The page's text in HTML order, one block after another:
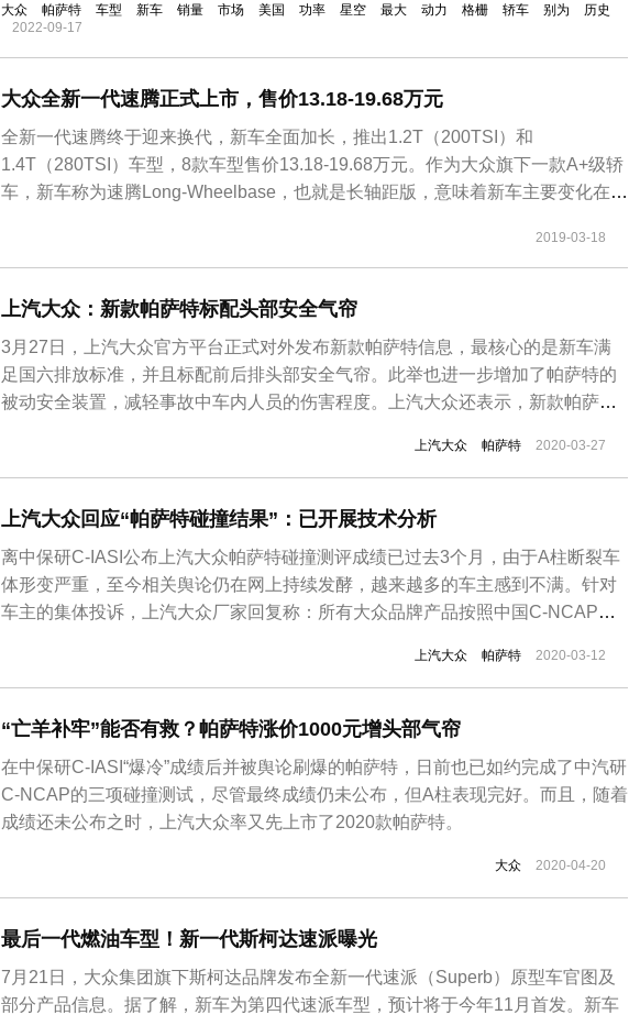
大众 帕萨特 车型 新车 销量 市场 美国 功率 星空 最大 动力 格栅 轿车 别为
历史
2022-09-17
大众全新一代速腾正式上市，售价13.18-19.68万元
全新一代速腾终于迎来换代，新车全面加长，推出1.2T（200TSI）和
1.4T（280TSI）车型，8款车型售价13.18-19.68万元。作为大众旗下一款A+级轿
车，新车称为速腾Long-Wheelbase，也就是长轴距版，意味着新车主要变化在于
2019-03-18
上汽大众：新款帕萨特标配头部安全气帘
3月27日，上汽大众官方平台正式对外发布新款帕萨特信息，最核心的是新车满
足国六排放标准，并且标配前后排头部安全气帘。此举也进一步增加了帕萨特的
被动安全装置，减轻事故中车内人员的伤害程度。上汽大众还表示，新款帕萨特
大屏、无线充电功能等，并且近期帕萨特2020款已陆续到店，即将上市。不过，
虽然新款在被动安全装置上作出了优化，但上...
上汽大众 帕萨特 2020-03-27
上汽大众回应“帕萨特碰撞结果”：已开展技术分析
离中保研C-IASI公布上汽大众帕萨特碰撞测评成绩已过去3个月，由于A柱断裂车
体形变严重，至今相关舆论仍在网上持续发酵，越来越多的车主感到不满。针对
车主的集体投诉，上汽大众厂家回复称：所有大众品牌产品按照中国C-NCAP五
2019年12月24日，上汽大众汽车有限公司生产的大众帕萨特车型的中保研C-IASI
测评结果公布，在车内乘员...
上汽大众 帕萨特 2020-03-12
“亡羊补牢”能否有救？帕萨特涨价1000元增头部气帘
在中保研C-IASI“爆冷”成绩后并被舆论刷爆的帕萨特，日前也已如约完成了中汽研
C-NCAP的三项碰撞测试，尽管最终成绩仍未公布，但A柱表现完好。而且，随着
成绩还未公布之时，上汽大众率又先上市了2020款帕萨特。
大众 2020-04-20
最后一代燃油车型！新一代斯柯达速派曝光
7月21日，大众集团旗下斯柯达品牌发布全新一代速派（Superb）原型车官图及
部分产品信息。据了解，新车为第四代速派车型，预计将于今年11月首发。新车